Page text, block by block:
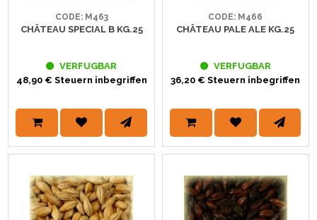
CODE: M463
CHÂTEAU SPECIAL B KG.25
VERFUGBAR
48,90 € Steuern inbegriffen
CODE: M466
CHÂTEAU PALE ALE KG.25
VERFUGBAR
36,20 € Steuern inbegriffen